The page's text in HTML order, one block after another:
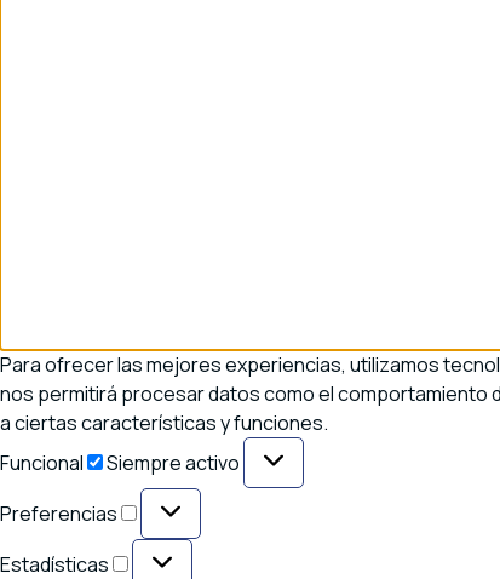
Para ofrecer las mejores experiencias, utilizamos
nos permitirá procesar datos como el comportamiento
a ciertas características y funciones.
Funcional
Funcional
Siempre activo
Preferencias
Preferencias
Estadísticas Estadísticas